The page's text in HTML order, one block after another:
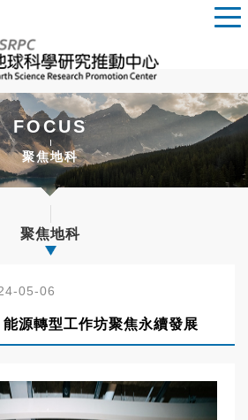
FOCUS
聚焦地科
聚焦地科
05-06
源轉型工作坊聚焦永續發展